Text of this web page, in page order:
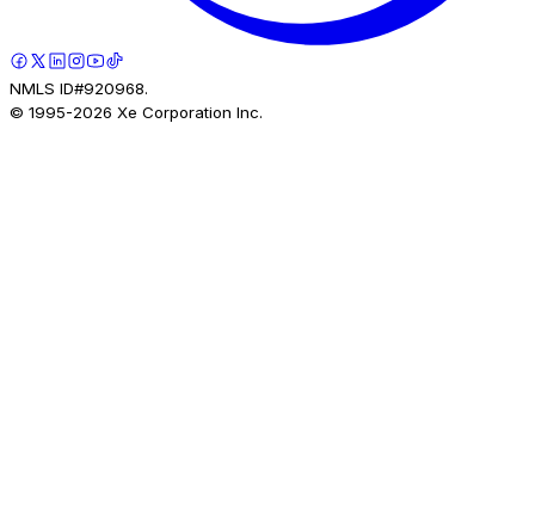
NMLS ID#920968.
© 1995-2026 Xe Corporation Inc.